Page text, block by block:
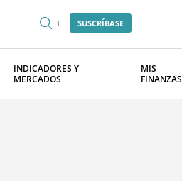
SUSCRÍBASE
INDICADORES Y
MERCADOS
MIS
FINANZAS